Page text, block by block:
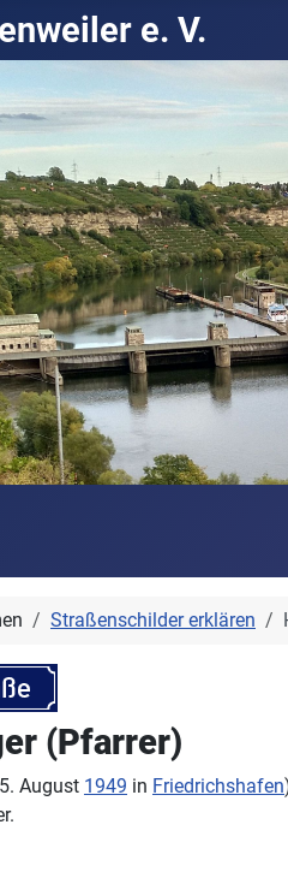
e. V.
Straßenschilder erklären
(Pfarrer)
August 1949 in Friedrichshafen